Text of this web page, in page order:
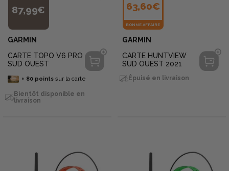
87,99€
GARMIN
CARTE TOPO V6 PRO
SUD OUEST
+ 80pointssur la carte
Bientôt disponible en
livraison
63,60€
BONNE AFFAIRE
GARMIN
CARTE HUNTVIEW
SUD OUEST 2021
Épuisé en livraison